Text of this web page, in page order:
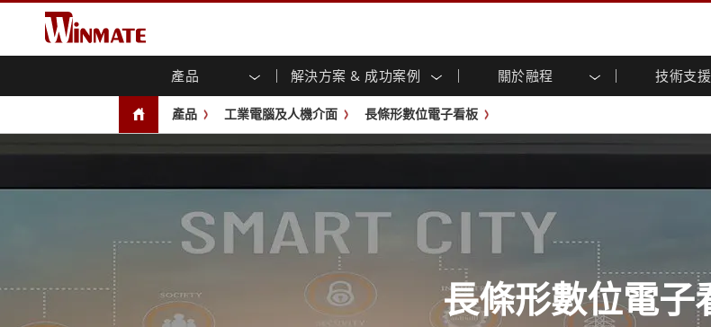
產品 解決方案 & 成功案例 關於融程 技術支援
企業移動通訊電腦
強固觸控筆記型電腦
強固型平板控制器
Windows強固型平板電腦
Android系統強固型平板電腦
超強固型平板電腦
工業顯示器
多點觸控 (投射電
機箱式
面板安裝
PoE觸控
USB Type-C
不銹鋼系列
戶外顯示器
後置安裝
工業防爆等级
機架安裝
OSD 控制器
人機介面 (投射電
工業電腦 (投射電
不銹鋼系列
邊緣運算人工智
車載電腦 嵌入式解決方案 醫管等級
強固型機器人控制器 人工智慧就緒
農業機械解決方案
交通運輸解決方案 食品藥廠解
自助服務亭解決方案
政府解决方案
智慧充電站解决方案
成功案例
關於融程 投資人專區
保證聲明 下載專區
行銷入口網站
文件共享
最新產品 新聞與活動
展會活動
Youtube頻道 虛擬實境展會
產品 工業電腦及人機介面 長條形數位電子看板
長條形數位電子